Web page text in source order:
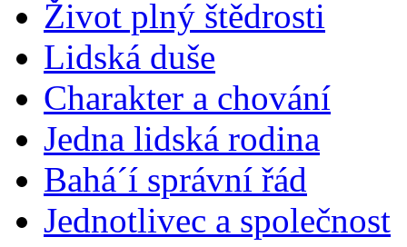
Život plný štědrosti
Lidská duše
Charakter a chování
Jedna lidská rodina
Bahá´í správní řád
Jednotlivec a společnost